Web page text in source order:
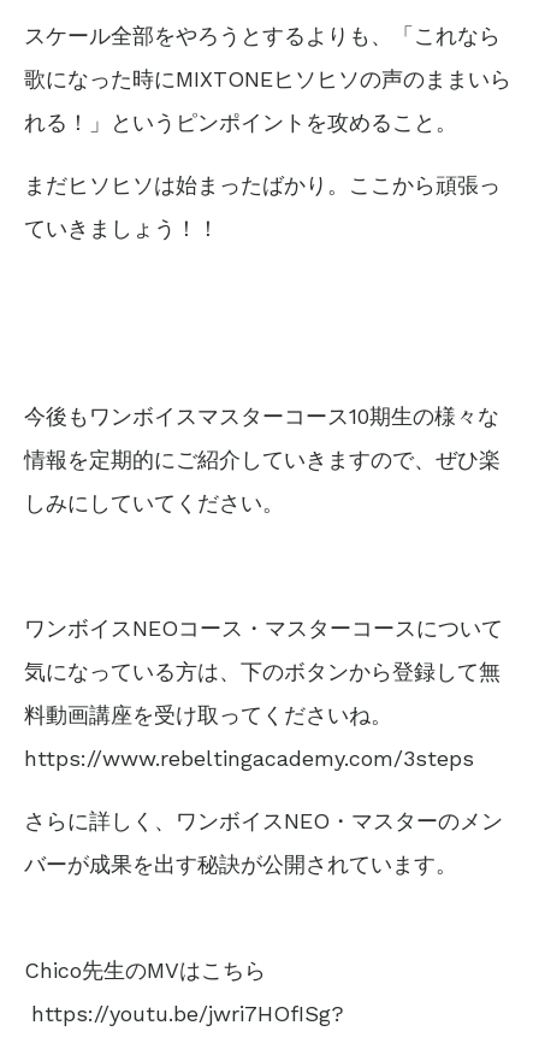
スケール全部をやろうとするよりも、「これなら
歌になった時にMIXTONEヒソヒソの声のままいら
れる！」というピンポイントを攻めること。
まだヒソヒソは始まったばかり。ここから頑張っ
ていきましょう！！
今後もワンボイスマスターコース10期生の様々な
情報を定期的にご紹介していきますので、 ぜひ楽
しみにしていてください。
ワンボイスNEOコース・マスターコースについて
気になっている方は、 下のボタンから登録して無
料動画講座を受け取ってくださいね。
https://www.rebeltingacademy.com/3steps
さらに詳しく、ワンボイスNEO・マスターのメン
バーが成果を出す秘訣が公開されています。
Chico先生のMVはこちら
https://youtu.be/jwri7HOfISg?